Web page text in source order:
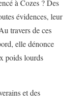
à Cozes ? Des
évidences, leur
travers de ces
elle dénonce
poids lourds
et des